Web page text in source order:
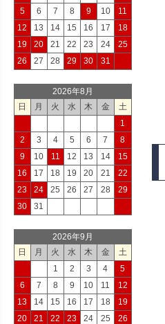
5
6 7 8 9 10
11
12
13 14 15 16 17
18
19
20 21 22 23 24
25
26
27 28 29 30 31
2026年8月
日
月 火 水 木 金
土
1
2
3 4 5 6 7
8
9
10 11 12 13 14
15
16
17 18 19 20 21
22
23
24 25 26 27 28
29
30
31
2026年9月
日
月 火 水 木 金
土
1
2 3 4
5
6
7 8 9 10 11
12
13
14 15 16 17 18
19
20
21 22 23 24 25
26